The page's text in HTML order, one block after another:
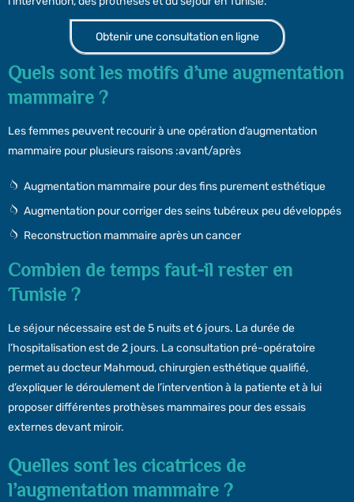
Obtenir une consultation en ligne
Quels sont les motifs d’une augmentation
mammaire ?
Les femmes peuvent recourir à une opération d’augmentation
mammaire pour plusieurs raisons :avant/après
Augmentation mammaire pour des fins purement esthétique
Augmentation pourcorriger des seins tubéreux peu développés
Reconstruction mammaire après un cancer
Combien de temps faut-il rester en
Tunisie ?
Le séjour nécessaire est de 5 nuits et 6 jours. La durée de
l’hospitalisation est de 2 jours. La consultation pré-opératoire
permet au docteur Mahmoud, chirurgien esthétique qualifié,
d’expliquer le déroulement de l’intervention à la patiente et à lui
proposer différentes prothèses mammaires pour des essais
externes devant miroir.
Quelles sont les cicatrices de
l’augmentation mammaire ?